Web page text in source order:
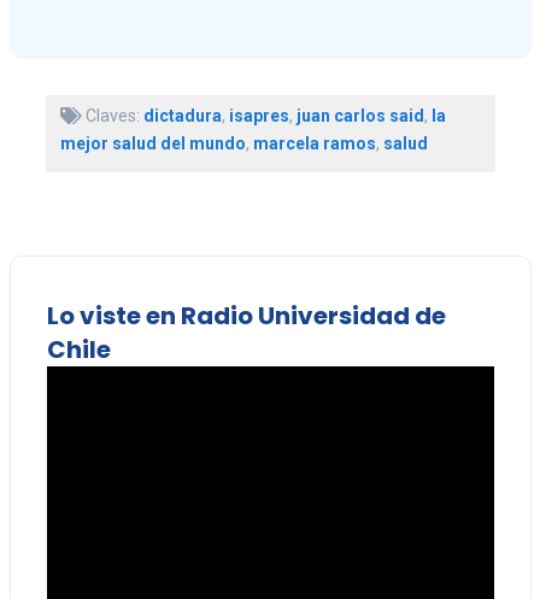
Claves: dictadura, isapres, juan carlos said, la
mejor salud del mundo, marcela ramos, salud
Lo viste en Radio Universidad de
Chile